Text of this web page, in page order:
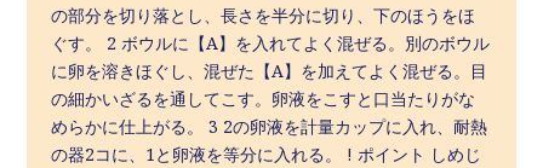
の部分を切り落とし、長さを半分に切り、下のほうをほ
ぐす。 2 ボウルに【A】を入れてよく混ぜる。別のボウル
に卵を溶きほぐし、混ぜた【A】を加えてよく混ぜる。目
の細かいざるを通してこす。卵液をこすと口当たりがな
めらかに仕上がる。 3 2の卵液を計量カップに入れ、耐熱
の器2コに、1と卵液を等分に入れる。 ! ポイント しめじ